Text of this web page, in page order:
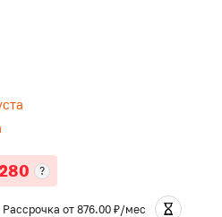
?
Рассрочка от 876.00 ₽/мес